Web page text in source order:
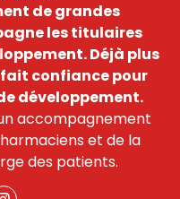
de grandes
les titulaires
Déjà plus
confiance pour
développement.
accompagnement
et de la
des patients.